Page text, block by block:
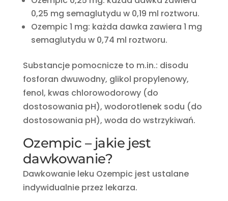
0,25 mg semaglutydu w 0,19 ml roztworu.
Ozempic 1 mg: każda dawka zawiera 1 mg
semaglutydu w 0,74 ml roztworu.
Substancje pomocnicze to m.in.: disodu
fosforan dwuwodny, glikol propylenowy,
fenol, kwas chlorowodorowy (do
dostosowania pH), wodorotlenek sodu (do
dostosowania pH), woda do wstrzykiwań.
Ozempic – jakie jest
dawkowanie?
Dawkowanie leku Ozempic jest ustalane
indywidualnie przez lekarza.